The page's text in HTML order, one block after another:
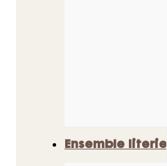
Ensemble literie